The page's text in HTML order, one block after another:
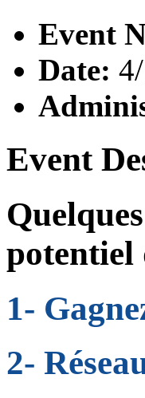
Event
Date:
Event
potentiel
1-
2-